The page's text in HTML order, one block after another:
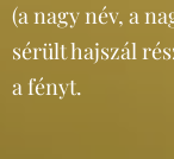
(a nagy név, a
sérült hajszál
a fényt.